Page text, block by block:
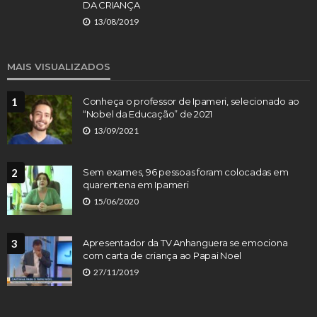
DA CRIANÇA
13/08/2019
MAIS VISUALIZADOS
1
Conheça o professor de Ipameri, selecionado ao
“Nobel da Educação” de 2021
13/09/2021
2
Sem exames, 96 pessoas foram colocadas em
quarentena em Ipameri
15/06/2020
3
Apresentador da TV Anhanguera se emociona
com carta de criança ao Papai Noel
27/11/2019